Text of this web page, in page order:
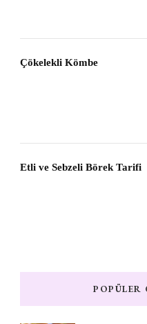
Çökelekli Kömbe
Etli ve Sebzeli Börek Tarifi
POPÜLER